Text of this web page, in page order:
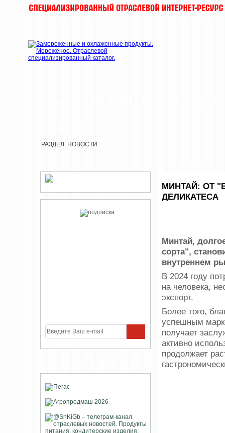
РАЗДЕЛ: НОВОСТИ
МИНТАЙ: ОТ
ДЕЛИКАТЕСА
Минтай,
сорта",
внутреннем
В 2024 году
на человека,
экспорт.
Более того,
успешным
получает
активно
продолжает